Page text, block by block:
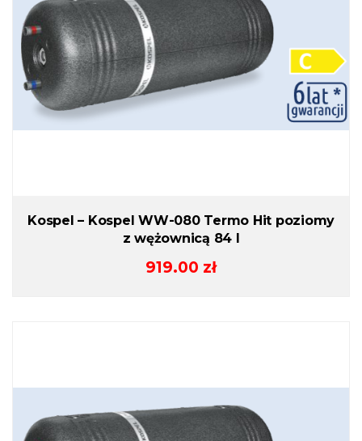
Kospel – Kospel WW-080 Termo Hit poziomy
z wężownicą 84 l
919.00 zł